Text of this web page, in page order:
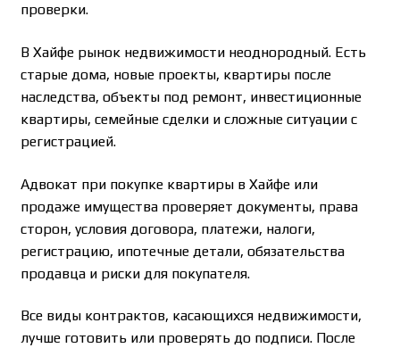
проверки.
В Хайфе рынок недвижимости неоднородный. Есть
старые дома, новые проекты, квартиры после
наследства, объекты под ремонт, инвестиционные
квартиры, семейные сделки и сложные ситуации с
регистрацией.
Адвокат при покупке квартиры в Хайфе или
продаже имущества проверяет документы, права
сторон, условия договора, платежи, налоги,
регистрацию, ипотечные детали, обязательства
продавца и риски для покупателя.
Все виды контрактов, касающихся недвижимости,
лучше готовить или проверять до подписи. После